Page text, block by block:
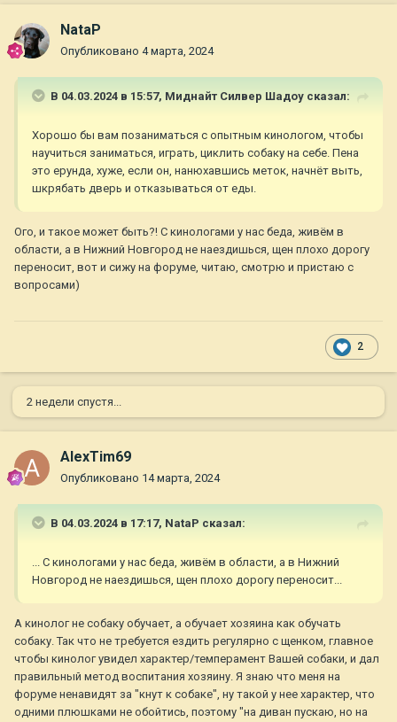
NataP
Опубликовано 4 марта, 2024
В 04.03.2024 в 15:57, Миднайт Силвер Шадоу сказал:
Хорошо бы вам позаниматься с опытным кинологом, чтобы
научиться заниматься, играть, циклить собаку на себе. Пена
это ерунда, хуже, если он, нанюхавшись меток, начнёт выть,
шкрябать дверь и отказываться от еды.
Ого, и такое может быть?! С кинологами у нас беда, живём в
области, а в Нижний Новгород не наездишься, щен плохо дорогу
переносит, вот и сижу на форуме, читаю, смотрю и пристаю с
вопросами)
2
2 недели спустя...
AlexTim69
Опубликовано 14 марта, 2024
В 04.03.2024 в 17:17, NataP сказал:
... С кинологами у нас беда, живём в области, а в Нижний
Новгород не наездишься, щен плохо дорогу переносит...
А кинолог не собаку обучает, а обучает хозяина как обучать
собаку. Так что не требуется ездить регулярно с щенком, главное
чтобы кинолог увидел характер/темперамент Вашей собаки, и дал
правильный метод воспитания хозяину. Я знаю что меня на
форуме ненавидят за "кнут к собаке", ну такой у нее характер, что
одними плюшками не обойтись, поэтому "на диван пускаю, но на